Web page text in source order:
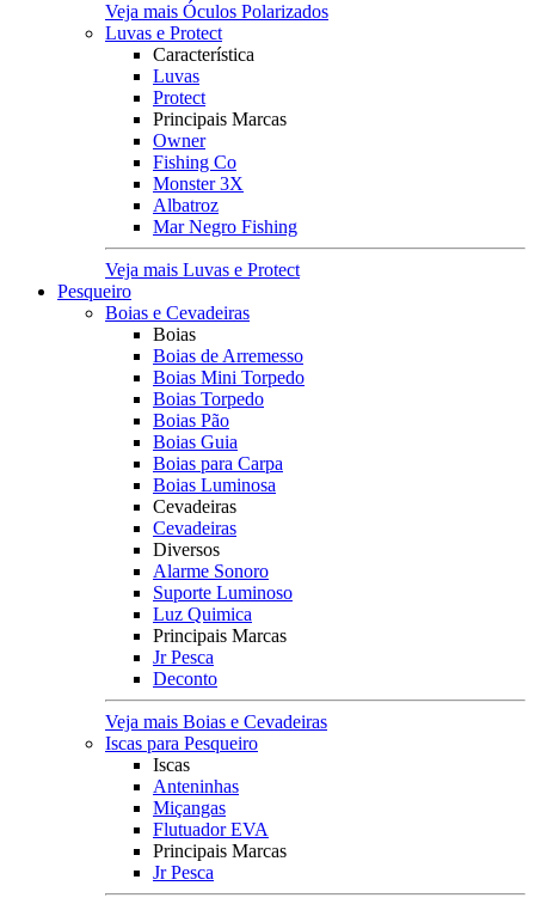
Veja mais Óculos Polarizados
Luvas e Protect
Característica
Luvas
Protect
Principais Marcas
Owner
Fishing Co
Monster 3X
Albatroz
Mar Negro Fishing
Veja mais Luvas e Protect
Pesqueiro
Boias e Cevadeiras
Boias
Boias de Arremesso
Boias Mini Torpedo
Boias Torpedo
Boias Pão
Boias Guia
Boias para Carpa
Boias Luminosa
Cevadeiras
Cevadeiras
Diversos
Alarme Sonoro
Suporte Luminoso
Luz Quimica
Principais Marcas
Jr Pesca
Deconto
Veja mais Boias e Cevadeiras
Iscas para Pesqueiro
Iscas
Anteninhas
Miçangas
Flutuador EVA
Principais Marcas
Jr Pesca